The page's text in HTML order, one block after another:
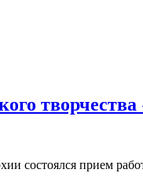
состоялся прием